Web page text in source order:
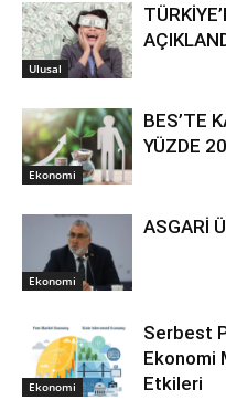
Ulusal
Ekonomi
BES’TE
YÜZDE
Ekonomi
ASGARİ
Ekonomi
Serbest
Ekonomi
Etkileri